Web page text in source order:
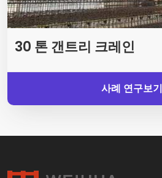
30 톤 갠트리 크레인
사례 연구보기